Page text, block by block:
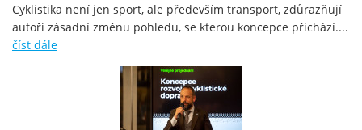
Cyklistika není jen sport, ale především transport, zdůrazňují
autoři zásadní změnu pohledu, se kterou koncepce přichází....
číst dále